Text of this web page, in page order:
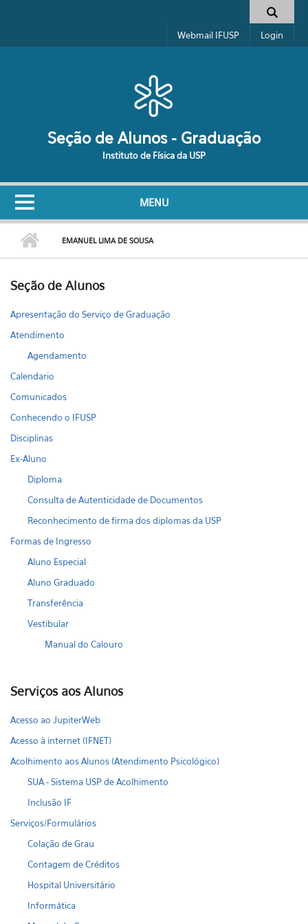
Formulário de busca
Webmail IFUSP Login
Seção de Alunos - Graduação
Instituto de Física da USP
MENU
EMANUEL LIMA DE SOUSA
Seção de Alunos
Apresentação do Serviço de Graduação
Atendimento
Agendamento
Calendario
Comunicados
Conhecendo o IFUSP
Disciplinas
Ex-Aluno
Diploma
Consulta de Autenticidade de Documentos
Reconhecimento de firma dos diplomas da USP
Formas de Ingresso
Aluno Especial
Aluno Graduado
Transferência
Vestibular
Manual do Calouro
Serviços aos Alunos
Acesso ao JupiterWeb
Acesso à internet (IFNET)
Acolhimento aos Alunos (Atendimento Psicológico)
SUA - Sistema USP de Acolhimento
Inclusão IF
Serviços/Formulários
Colação de Grau
Contagem de Créditos
Hospital Universitário
Informática